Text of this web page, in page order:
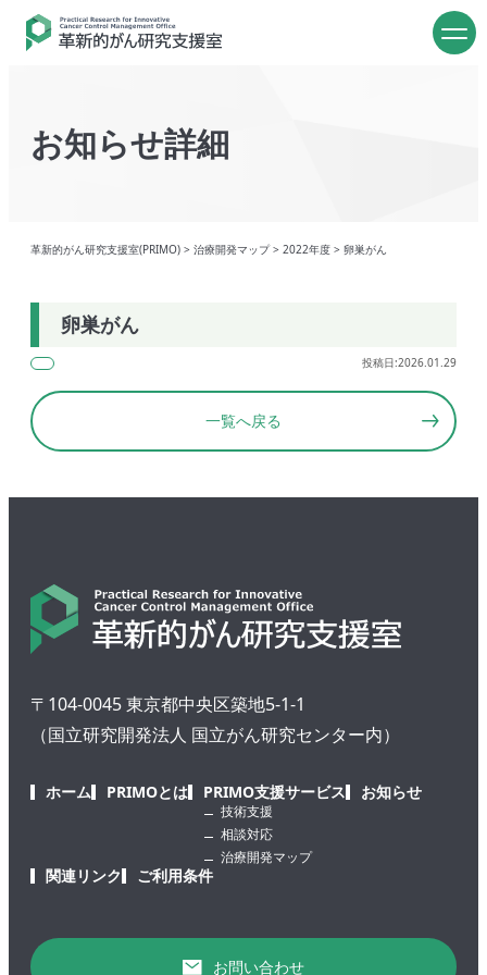
お知らせ詳細
革新的がん研究支援室(PRIMO) > 治療開発マップ> 2022年度 > 卵巣がん
卵巣がん
投稿日:2026.01.29
一覧へ戻る
〒104-0045 東京都中央区築地5-1-1
（国立研究開発法人 国立がん研究センター内）
ホーム PRIMOとは PRIMO支援サービス
技術支援
相談対応
治療開発マップ
お知らせ
関連リンク ご利用条件
お問い合わせ